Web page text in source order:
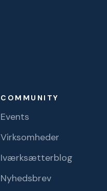
COMMUNITY
Events
Virksomheder
Iværksætterblog
Nyhedsbrev